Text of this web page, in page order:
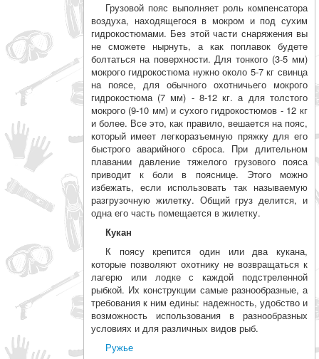
Грузовой пояс выполняет роль компен­сатора
воздуха, находящегося в мокром и под сухим
гидрокостюмами. Без этой части снаряжения вы
не сможете нырнуть, а как поплавок будете
болтаться на поверхности. Для тонкого (3-5 мм)
мокрого гидрокостюма нужно около 5-7 кг свинца
на поясе, для обычно­го охотничьего мокрого
гидрокостюма (7 мм) - 8-12 кг. а для толстого
мокрого (9-10 мм) и сухого гидрокостюмов - 12 кг
и более. Все это, как правило, вешается на пояс,
который имеет легкоразъемную пряжку для его
быстрого аварийного сбро­са. При длительном
плавании давление тя­желого грузового пояса
приводит к боли в пояснице. Этого можно
избежать, если ис­пользовать так называемую
разгрузочную жилетку. Общий груз делится, и
одна его часть помещается в жилетку.
Кукан
К поясу крепится один или два кукана,
которые позволяют охотнику не возвра­щаться к
лагерю или лодке с каждой под­стреленной
рыбкой. Их конструкции самые разнообразные, а
требования к ним едины: надежность, удобство и
возможность ис­пользования в разнообразных
условиях и для различных видов рыб.
Ружье